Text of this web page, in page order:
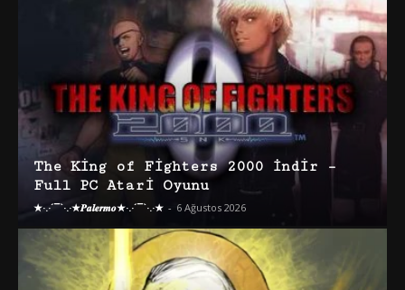
The King of Fighters 2000 İndir –
Full PC Atari Oyunu
★·.·´¯`·.·★𝑷𝒂𝒍𝒆𝒓𝒎𝒐★·.·´¯`·.·★ - 6 Ağustos 2026